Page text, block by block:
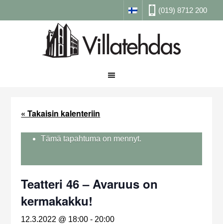
(019) 8712 200
« Takaisin kalenteriin
Tämä tapahtuma on mennyt.
Teatteri 46 – Avaruus on
kermakakku!
12.3.2022 @ 18:00 - 20:00